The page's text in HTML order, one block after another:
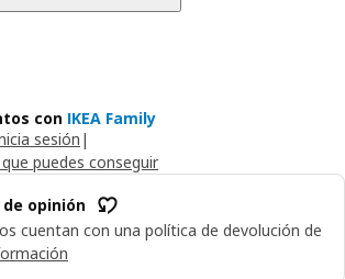
con IKEA Family
sesión |
puedes conseguir
opinión
cuentan con una política de devolución de